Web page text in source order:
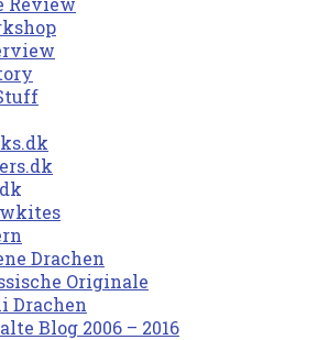
Drachen
Originale
Drachen
Blog 2006 – 2016